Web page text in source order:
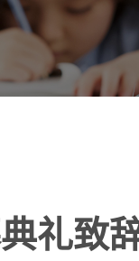
礼致